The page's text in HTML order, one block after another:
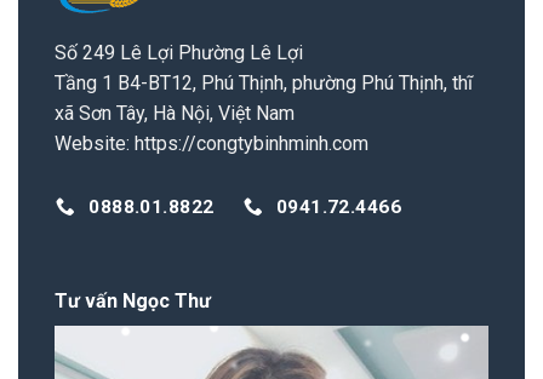
Số 249 Lê Lợi Phường Lê Lợi
Tầng 1 B4-BT12, Phú Thịnh, phường Phú Thịnh, thĩ
xã Sơn Tây, Hà Nội, Việt Nam
Website: https://congtybinhminh.com
0888.01.8822 0941.72.4466
Tư vấn Ngọc Thư